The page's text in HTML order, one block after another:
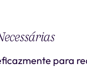
para